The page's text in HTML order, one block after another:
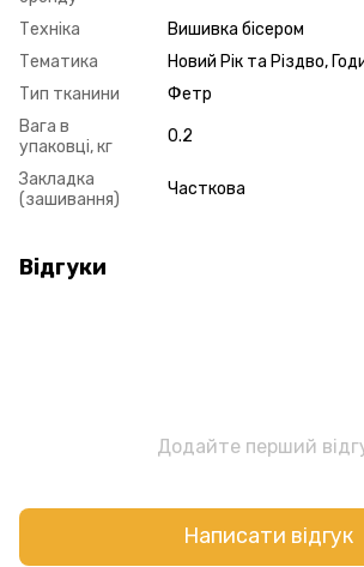
Техніка
Вишивка бісером
Тематика
Новий Рік та Різдво,
Тип тканини
Фетр
Вага в
упаковці, кг
0.2
Закладка
(зашивання)
Часткова
Відгуки
Додайте перший
Написати відгук